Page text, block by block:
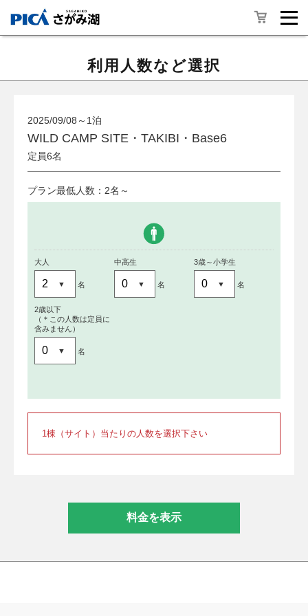
利用人数など選択
2025/09/08～1泊
WILD CAMP SITE・TAKIBI・Base6
定員6名
プラン最低人数：2名～
大人
名
中高生
名
3歳～小学生
名
2歳以下
（＊この人数は定員に
含みません）
名
1棟（サイト）当たりの人数を選択下さい
料金を表示